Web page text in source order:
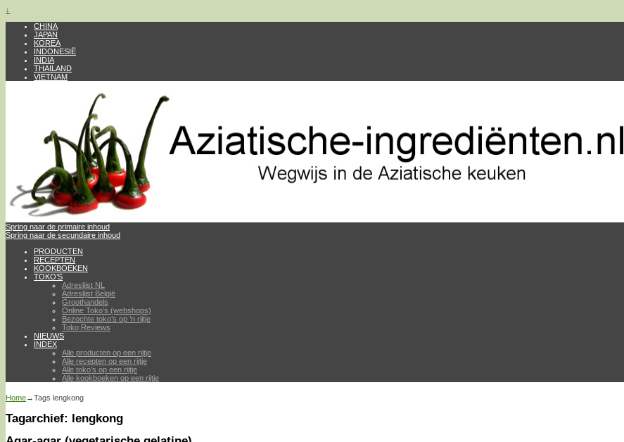
↓
CHINA
JAPAN
KOREA
INDONESIË
INDIA
THAILAND
VIETNAM
Spring naar de primaire inhoud
Spring naar de secundaire inhoud
PRODUCTEN
RECEPTEN
KOOKBOEKEN
TOKO’S
Adreslijst NL
Adreslijst België
Groothandels
Online Toko’s (webshops)
Bezochte toko’s op ’n rijtje
Toko Reviews
NIEUWS
INDEX
Alle producten op een rijtje
Alle recepten op een rijtje
Alle toko’s op een rijtje
Alle kookboeken op een rijtje
Home→Tags lengkong
Tagarchief: lengkong